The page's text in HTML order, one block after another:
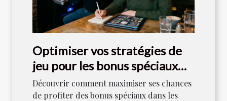
Optimiser vos stratégies de
jeu pour les bonus spéciaux
dans les machines à sous
Découvrir comment maximiser ses chances
de profiter des bonus spéciaux dans les